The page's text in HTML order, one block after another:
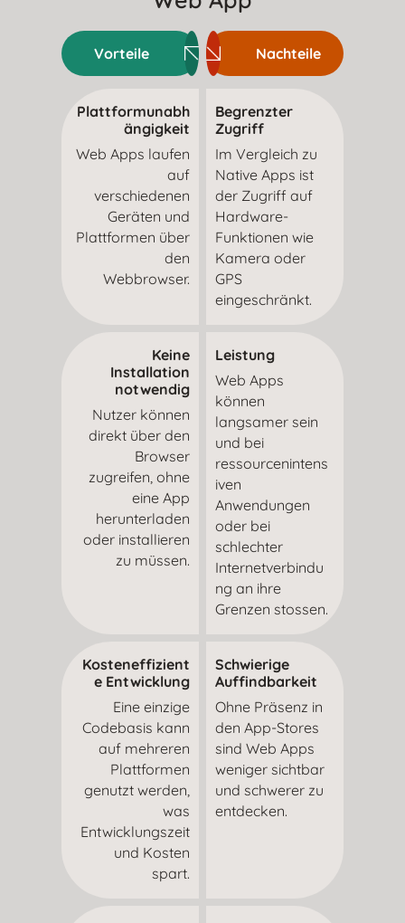
Vorteile Nachteile
Plattformunabh
ängigkeit
Web Apps laufen
auf
verschiedenen
Geräten und
Plattformen über
den
Webbrowser.
Begrenzter
Zugriff
Im Vergleich zu
Native Apps ist
der Zugriff auf
Hardware-
Funktionen wie
Kamera oder
GPS
eingeschränkt.
Keine
Installation
notwendig
Nutzer können
direkt über den
Browser
zugreifen, ohne
eine App
herunterladen
oder installieren
zu müssen.
Leistung
Web Apps
können
langsamer sein
und bei
ressourcenintens
iven
Anwendungen
oder bei
schlechter
Internetverbindu
ng an ihre
Grenzen stossen.
Kosteneffizient
e Entwicklung
Eine einzige
Codebasis kann
auf mehreren
Plattformen
genutzt werden,
was
Entwicklungszeit
und Kosten
spart.
Schwierige
Auffindbarkeit
Ohne Präsenz in
den App-Stores
sind Web Apps
weniger sichtbar
und schwerer zu
entdecken.